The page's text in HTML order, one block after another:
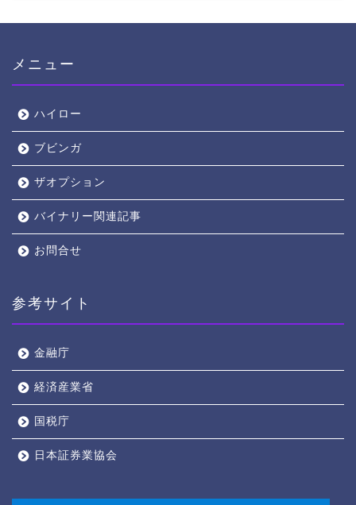
メニュー
ハイロー
ブビンガ
ザオプション
バイナリー関連記事
お問合せ
参考サイト
金融庁
経済産業省
国税庁
日本証券業協会